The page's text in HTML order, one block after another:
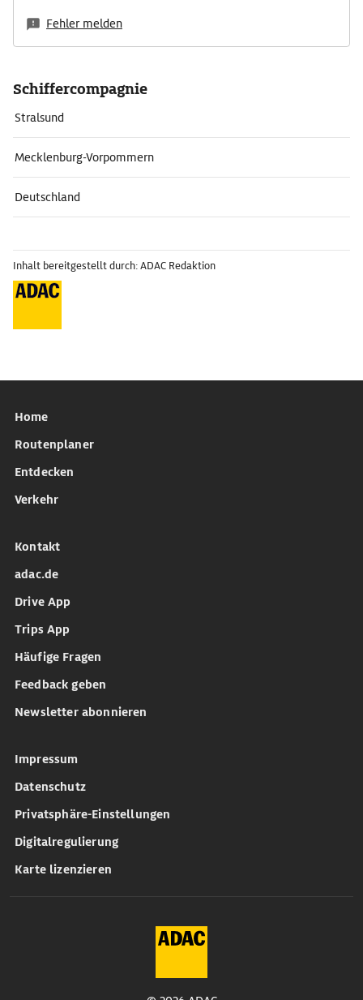
Fehler melden
Schiffercompagnie
Stralsund
Mecklenburg-Vorpommern
Deutschland
Inhalt bereitgestellt durch: ADAC Redaktion
Home
Routenplaner
Entdecken
Verkehr
Kontakt
adac.de
Drive App
Trips App
Häufige Fragen
Feedback geben
Newsletter abonnieren
Impressum
Datenschutz
Privatsphäre-Einstellungen
Digitalregulierung
Karte lizenzieren